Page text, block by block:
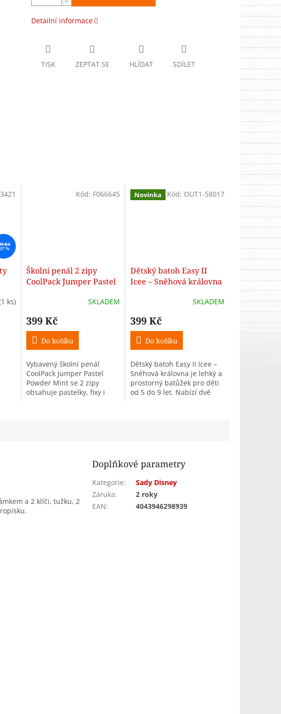
Detailní informace
TISK ZEPTAT SE HLÍDAT SDÍLET
Kč
%
ks)
Školní penál 2 zipy
CoolPack Jumper Pastel
SKLADEM
399 Kč
Do košíku
Vybavený školní penál
CoolPack Jumper Pastel
Powder Mint se 2 zipy
obsahuje pastelky, fixy i
Kód: F066645 Novinka
Dětský batoh Easy II
Icee – Sněhová královna
SKLADEM
399 Kč
Do košíku
Dětský batoh Easy II Icee –
Sněhová královna je lehký a
prostorný batůžek pro děti
od 5 do 9 let. Nabízí dvě
Kód: OUT1-58017
a 2 klíči, tužku, 2
Doplňkové parametry
Kategorie:
Sady Disney
Záruka:
2 roky
EAN: 4043946298939